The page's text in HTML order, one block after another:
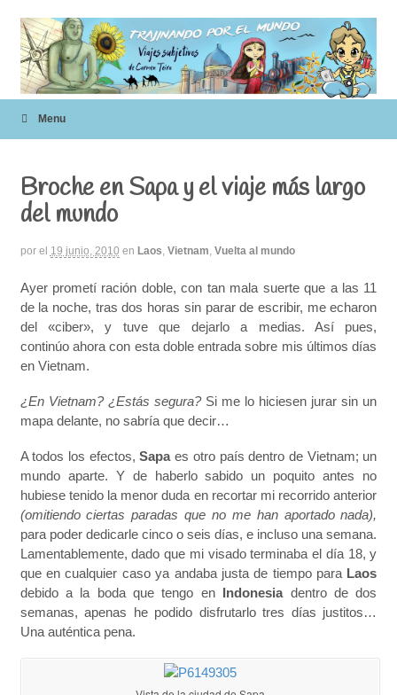
Menu
Broche en Sapa y el viaje más largo
del mundo
por el 19 junio, 2010 en Laos, Vietnam, Vuelta al mundo
Ayer prometí ración doble, con tan mala suerte que a las 11
de la noche, tras dos horas sin parar de escribir, me echaron
del «ciber», y tuve que dejarlo a medias. Así pues,
continúo ahora con esta doble entrada sobre mis últimos días
en Vietnam.
¿En Vietnam? ¿Estás segura?Si me lo hiciesen jurar sin un
mapa delante, no sabría que decir…
A todos los efectos,Sapaes otro país dentro de Vietnam; un
mundo aparte. Y de haberlo sabido un poquito antes no
hubiese tenido la menor duda en recortar mi recorrido anterior
(omitiendo ciertas paradas que no me han aportado nada),
para poder dedicarle cinco o seis días, e incluso una semana.
Lamentablemente, dado que mi visado terminaba el día 18, y
que en cualquier caso ya andaba justa de tiempo para Laos
debido a la boda que tengo en Indonesiadentro de dos
semanas, apenas he podido disfrutarlo tres días justitos…
Una auténtica pena.